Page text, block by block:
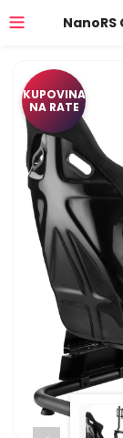
KUPOVINA
NA RATE